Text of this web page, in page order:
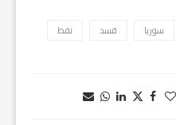
سوريا قسد نفط